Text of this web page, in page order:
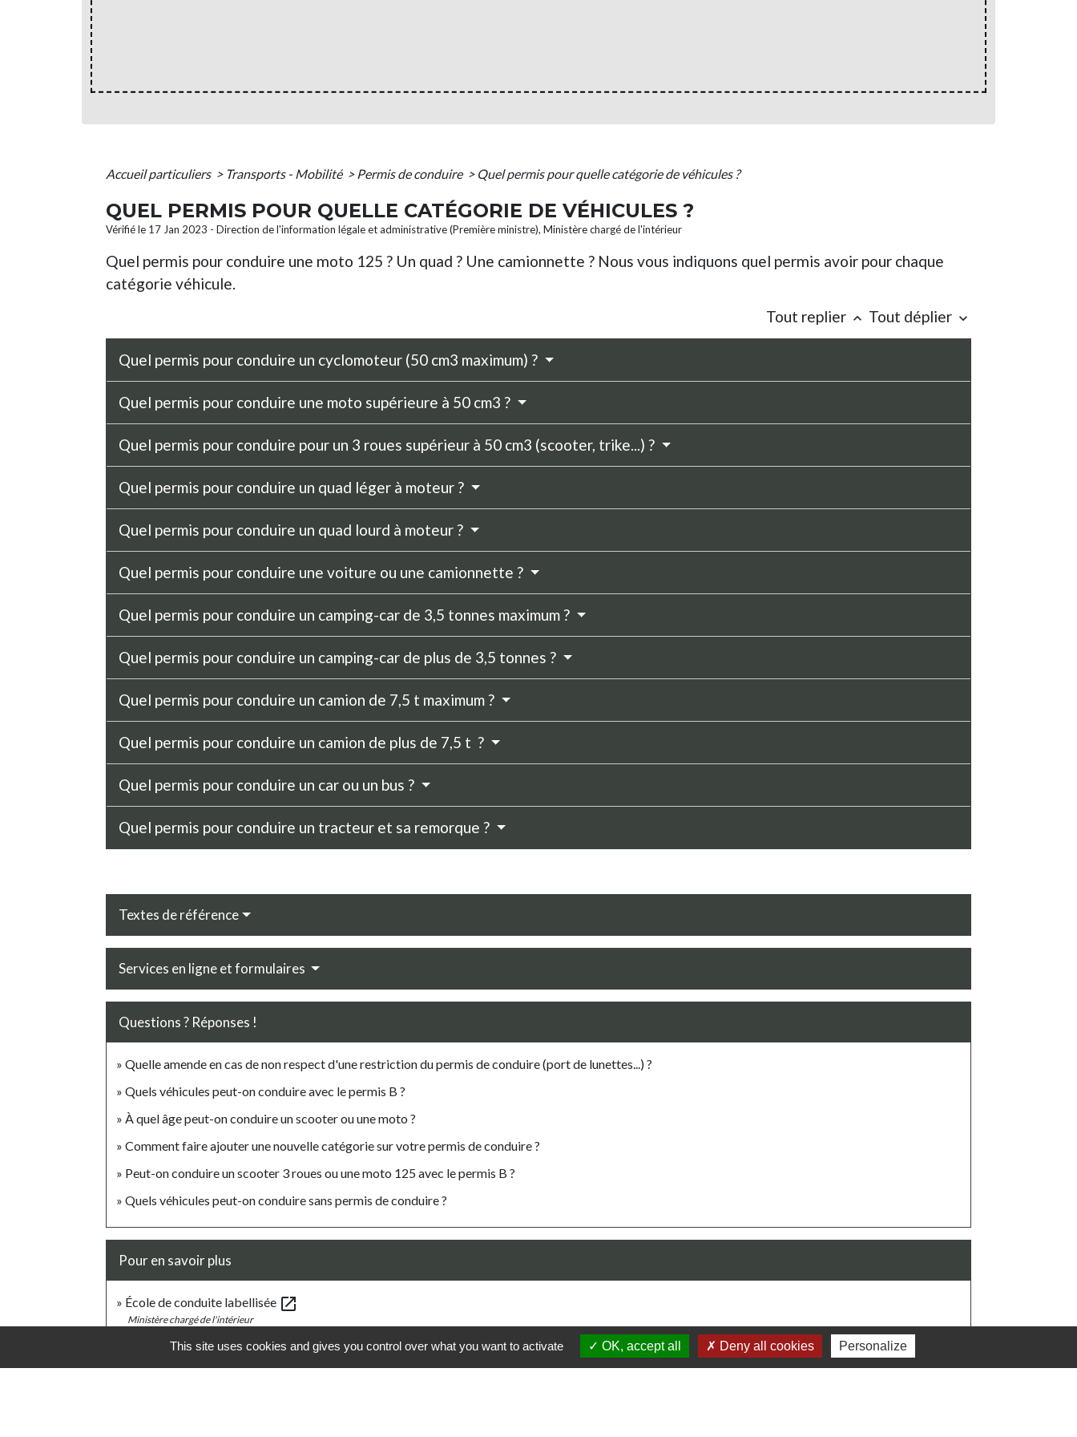
Accueil particuliers > Transports - Mobilité > Permis de conduire > Quel permis pour quelle catégorie de véhicules ?
QUEL PERMIS POUR QUELLE CATÉGORIE DE VÉHICULES ?
Vérifié le 17 Jan 2023 - Direction de l'information légale et administrative (Première ministre), Ministère chargé de l'intérieur
Quel permis pour conduire une moto 125 ? Un quad ? Une camionnette ? Nous vous indiquons quel permis avoir pour chaque
catégorie véhicule.
Tout replier keyboard_arrow_up Tout déplier keyboard_arrow_down
Quel permis pour conduire un cyclomoteur (50 cm3 maximum) ?
Quel permis pour conduire une moto supérieure à 50 cm3 ?
Quel permis pour conduire pour un 3 roues supérieur à 50 cm3 (scooter, trike...) ?
Quel permis pour conduire un quad léger à moteur ?
Quel permis pour conduire un quad lourd à moteur ?
Quel permis pour conduire une voiture ou une camionnette ?
Quel permis pour conduire un camping-car de 3,5 tonnes maximum ?
Quel permis pour conduire un camping-car de plus de 3,5 tonnes ?
Quel permis pour conduire un camion de 7,5 t maximum ?
Quel permis pour conduire un camion de plus de 7,5 t ?
Quel permis pour conduire un car ou un bus ?
Quel permis pour conduire un tracteur et sa remorque ?
Textes de référence
Services en ligne et formulaires
Questions ? Réponses !
Quelle amende en cas de non respect d'une restriction du permis de conduire (port de lunettes...) ?
Quels véhicules peut-on conduire avec le permis B ?
À quel âge peut-on conduire un scooter ou une moto ?
Comment faire ajouter une nouvelle catégorie sur votre permis de conduire ?
Peut-on conduire un scooter 3 roues ou une moto 125 avec le permis B ?
Quels véhicules peut-on conduire sans permis de conduire ?
Pour en savoir plus
École de conduite labellisée open_in_new
Ministère chargé de l'intérieur
Obligations et avantages des écoles labelliséesopen_in_new
This site uses cookies and gives you control over what you want to activate OK, accept all Deny all cookies Personalize